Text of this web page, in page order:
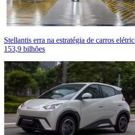
Stellantis erra na estratégia de carros
153,9 bilhões